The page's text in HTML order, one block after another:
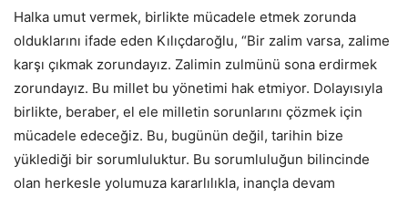
Halka umut vermek, birlikte mücadele etmek zorunda
olduklarını ifade eden Kılıçdaroğlu, “Bir zalim varsa, zalime
karşı çıkmak zorundayız. Zalimin zulmünü sona erdirmek
zorundayız. Bu millet bu yönetimi hak etmiyor. Dolayısıyla
birlikte, beraber, el ele milletin sorunlarını çözmek için
mücadele edeceğiz. Bu, bugünün değil, tarihin bize
yüklediği bir sorumluluktur. Bu sorumluluğun bilincinde
olan herkesle yolumuza kararlılıkla, inançla devam